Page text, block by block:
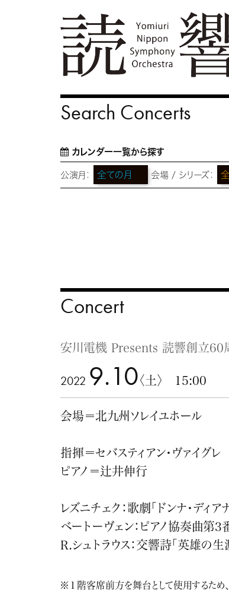
Search Concerts
カレンダー一覧から探す
公演月： 会場 / シリーズ：
Concert
安川電機 Presents 読響創立60
2022 9.10 〈土〉 15:00
会場＝北九州ソレイユホール
指揮＝セバスティアン・ヴァイグレ
ピアノ＝辻井伸行
レズニチェク：歌劇「ドンナ・ディア
ベートーヴェン：ピアノ協奏曲第
R.シュトラウス：交響詩「英雄の
※１階客席前方を舞台として使用するため